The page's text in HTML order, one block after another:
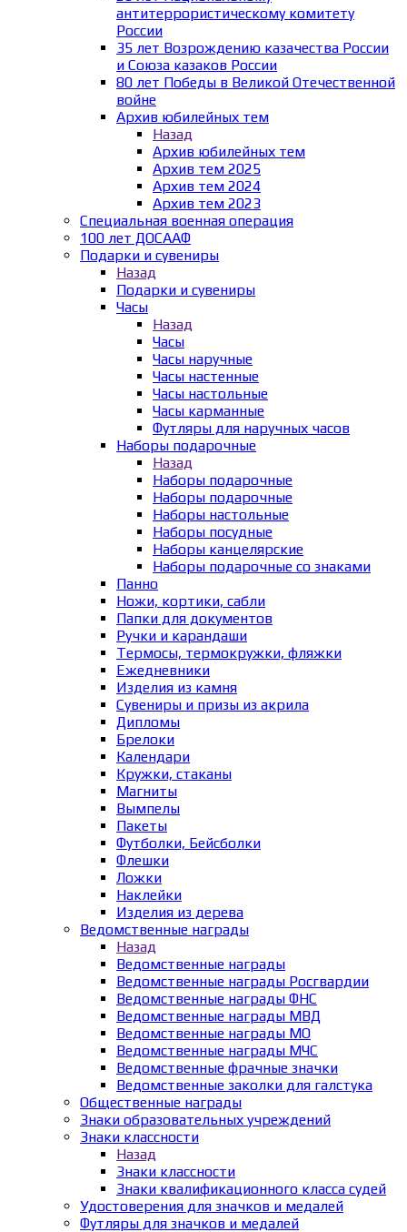
антитеррористическому комитету
России
35 лет Возрождению казачества России
и Союза казаков России
80 лет Победы в Великой Отечественной
войне
Архив юбилейных тем
Назад
Архив юбилейных тем
Архив тем 2025
Архив тем 2024
Архив тем 2023
Специальная военная операция
100 лет ДОСААФ
Подарки и сувениры
Назад
Подарки и сувениры
Часы
Назад
Часы
Часы наручные
Часы настенные
Часы настольные
Часы карманные
Футляры для наручных часов
Наборы подарочные
Назад
Наборы подарочные
Наборы подарочные
Наборы настольные
Наборы посудные
Наборы канцелярские
Наборы подарочные со знаками
Панно
Ножи, кортики, сабли
Папки для документов
Ручки и карандаши
Термосы, термокружки, фляжки
Ежедневники
Изделия из камня
Сувениры и призы из акрила
Дипломы
Брелоки
Календари
Кружки, стаканы
Магниты
Вымпелы
Пакеты
Футболки, Бейсболки
Флешки
Ложки
Наклейки
Изделия из дерева
Ведомственные награды
Назад
Ведомственные награды
Ведомственные награды Росгвардии
Ведомственные награды ФНС
Ведомственные награды МВД
Ведомственные награды МО
Ведомственные награды МЧС
Ведомственные фрачные значки
Ведомственные заколки для галстука
Общественные награды
Знаки образовательных учреждений
Знаки классности
Назад
Знаки классности
Знаки квалификационного класса судей
Удостоверения для значков и медалей
Футляры для значков и медалей